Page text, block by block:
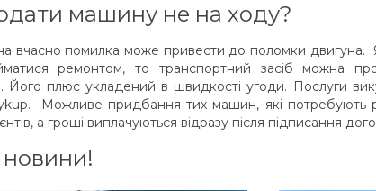
машину не на ходу?
вчасно помилка може привести до поломки
ремонтом, то транспортний засіб можна
Його плюс укладений в швидкості угоди. Послуги
Можливе придбання тих машин, які потребують
а гроші виплачуються відразу після підписання
новини!